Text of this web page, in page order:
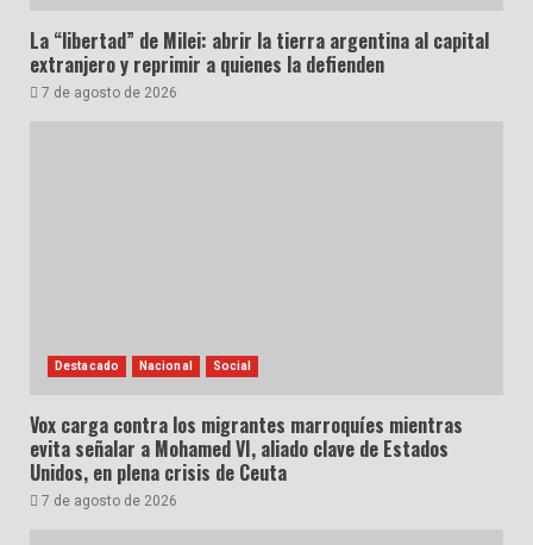
La “libertad” de Milei: abrir la tierra argentina al capital
extranjero y reprimir a quienes la defienden
7 de agosto de 2026
Destacado Nacional Social
Vox carga contra los migrantes marroquíes mientras
evita señalar a Mohamed VI, aliado clave de Estados
Unidos, en plena crisis de Ceuta
7 de agosto de 2026